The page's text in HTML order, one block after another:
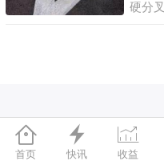
硬分叉

首页

快讯

收益